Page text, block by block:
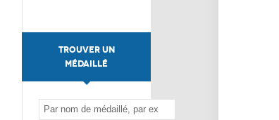
TROUVER UN
MÉDAILLÉ